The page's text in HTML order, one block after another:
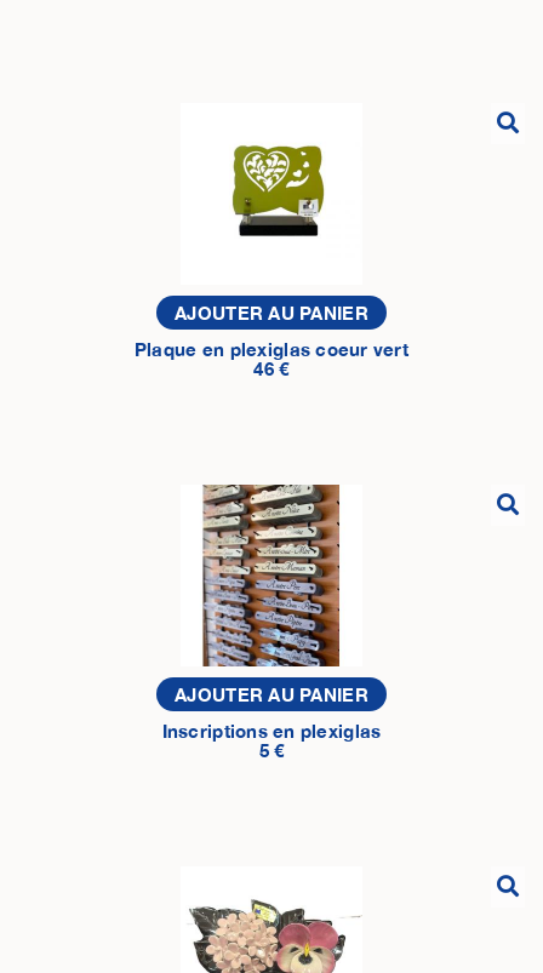
AJOUTER AU PANIER
Plaque en plexiglas coeur vert
46 €
AJOUTER AU PANIER
Inscriptions en plexiglas
5 €